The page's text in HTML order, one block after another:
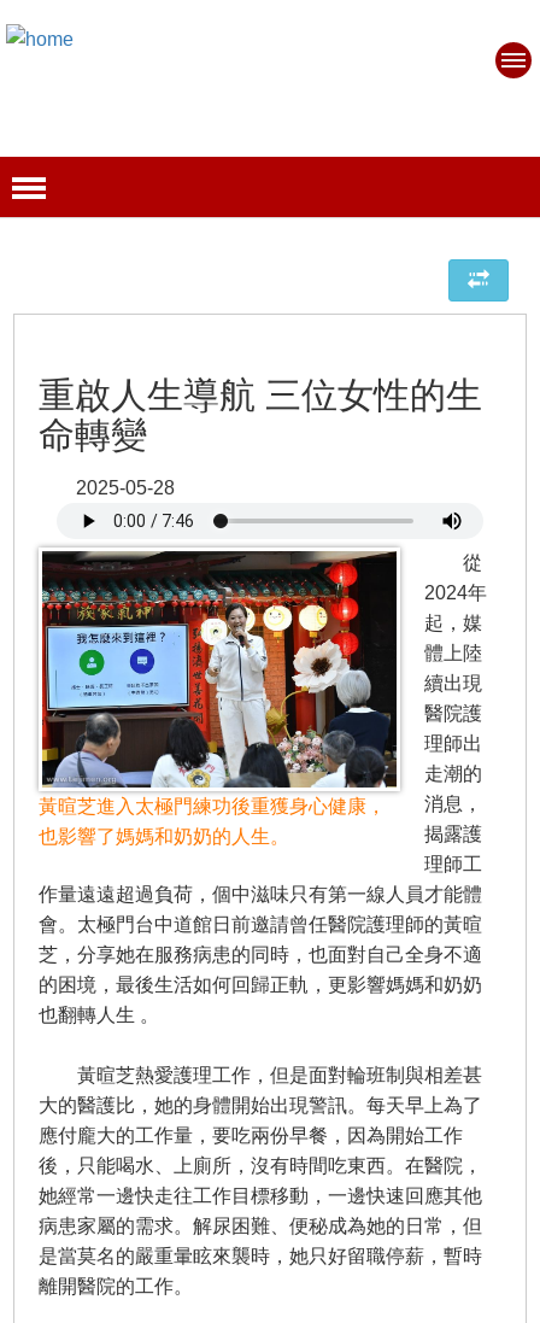
重啟人生導航 三位女性的生
命轉變
2025-05-28
黃暄芝進入太極門練功後重獲身心健康，
也影響了媽媽和奶奶的人生。
從
2024年
起，媒
體上陸
續出現
醫院護
理師出
走潮的
消息，
揭露護
理師工
作量遠遠超過負荷，個中滋味只有第一線人員才能體
會。太極門台中道館日前邀請曾任醫院護理師的黃暄
芝，分享她在服務病患的同時，也面對自己全身不適
的困境，最後生活如何回歸正軌，更影響媽媽和奶奶
也翻轉人生 。
黃暄芝熱愛護理工作，但是面對輪班制與相差甚
大的醫護比，她的身體開始出現警訊。每天早上為了
應付龐大的工作量，要吃兩份早餐，因為開始工作
後，只能喝水、上廁所，沒有時間吃東西。在醫院，
她經常一邊快走往工作目標移動，一邊快速回應其他
病患家屬的需求。解尿困難、便秘成為她的日常，但
是當莫名的嚴重暈眩來襲時，她只好留職停薪，暫時
離開醫院的工作。